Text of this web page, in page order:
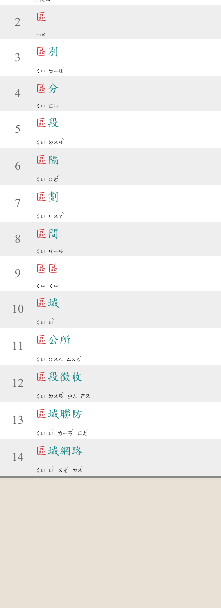
2 區
ㄡ
3
區 別
ㄑㄩ ㄅㄧㄝ
ˊ
4 區 分
ㄑㄩ ㄈㄣ
5
區 段
ㄑㄩ ㄉㄨㄢ
ˋ
6
區 隔
ㄑㄩ ㄍㄜ
ˊ
7
區 劃
ㄑㄩ ㄏㄨㄚ
ˋ
8 區 間
ㄑㄩ ㄐㄧㄢ
9 區 區
ㄑㄩ ㄑㄩ
10
區 域
ㄑㄩ ㄩ
ˋ
11
區 公所
ㄑㄩ ㄍㄨㄥ ㄙㄨㄛ
ˇ
12
區 段徵收
ㄑㄩ ㄉㄨㄢ
ˋ
ㄓㄥ ㄕㄡ
13
區 域聯防
ㄑㄩ ㄩ
ˋ
ㄌㄧㄢ
ˊ
ㄈㄤ
ˊ
14
區 域網路
ㄑㄩ ㄩ
ˋ
ㄨㄤ
ˇ
ㄌㄨ
ˋ